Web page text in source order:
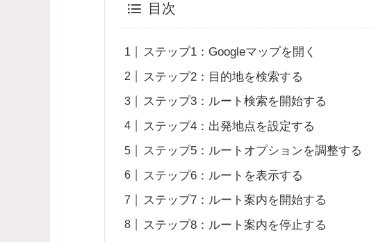
目次
ステップ1：Googleマップを開く
ステップ2：目的地を検索する
ステップ3：ルート検索を開始する
ステップ4：出発地点を設定する
ステップ5：ルートオプションを調整する
ステップ6：ルートを表示する
ステップ7：ルート案内を開始する
ステップ8：ルート案内を停止する